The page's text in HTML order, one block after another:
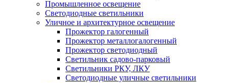
Промышленное освещение
Светодиодные светильники
Уличное и архитектурное освещение
Прожектор галогенный
Прожектор металлогалогенный
Прожектор светодиодный
Светильник садово-парковый
Светильники РКУ, ЛКУ
Светодиодные уличные светильники